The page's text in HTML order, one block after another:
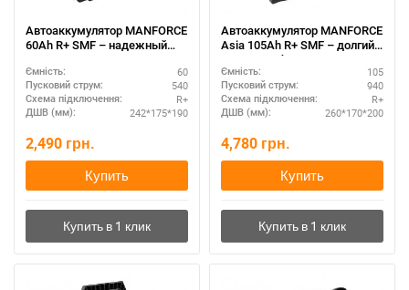
Автоаккумулятор MANFORCE
60Ah R+ SMF – надежный
Ємність: 60
Пусковий струм: 540
Схема підключення: R+
ДШВ (мм): 242*175*190
2,490 грн.
Купить
Автоаккумулятор MANFORCE
Asia 105Ah R+ SMF – долгий
срок службы
Ємність: 105
Пусковий струм: 940
Схема підключення: R+
ДШВ (мм): 260*170*200
4,780 грн.
Купить